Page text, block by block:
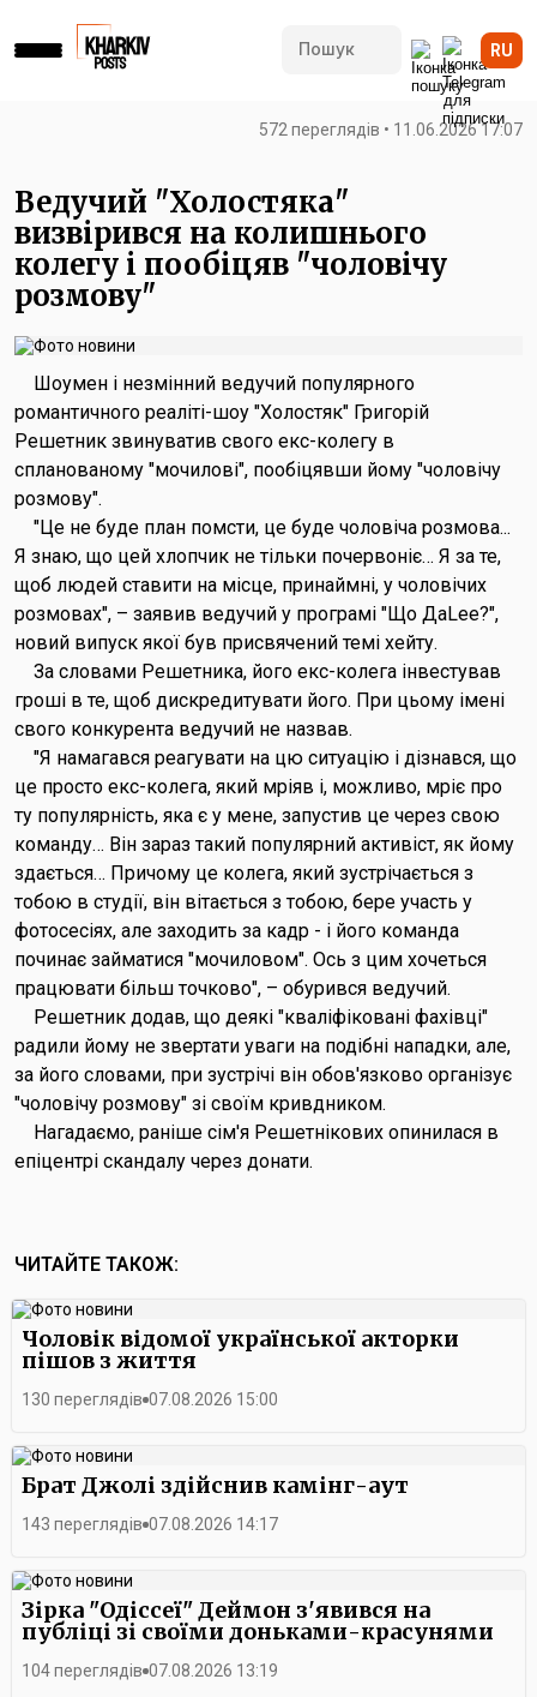
RU
572 переглядів • 11.06.2026 17:07
Ведучий "Холостяка"
визвірився на колишнього
колегу і пообіцяв "чоловічу
розмову"
Шоумен і незмінний ведучий популярного
романтичного реаліті-шоу "Холостяк" Григорій
Решетник звинуватив свого екс-колегу в
спланованому "мочилові", пообіцявши йому "чоловічу
розмову".
"Це не буде план помсти, це буде чоловіча розмова...
Я знаю, що цей хлопчик не тільки почервоніє… Я за те,
щоб людей ставити на місце, принаймні, у чоловічих
розмовах", – заявив ведучий у програмі "Що ДаLee?",
новий випуск якої був присвячений темі хейту.
За словами Решетника, його екс-колега інвестував
гроші в те, щоб дискредитувати його. При цьому імені
свого конкурента ведучий не назвав.
"Я намагався реагувати на цю ситуацію і дізнався, що
це просто екс-колега, який мріяв і, можливо, мріє про
ту популярність, яка є у мене, запустив це через свою
команду… Він зараз такий популярний активіст, як йому
здається… Причому це колега, який зустрічається з
тобою в студії, він вітається з тобою, бере участь у
фотосесіях, але заходить за кадр - і його команда
починає займатися "мочиловом". Ось з цим хочеться
працювати більш точково", – обурився ведучий.
Решетник додав, що деякі "кваліфіковані фахівці"
радили йому не звертати уваги на подібні нападки, але,
за його словами, при зустрічі він обов'язково організує
"чоловічу розмову" зі своїм кривдником.
Нагадаємо, раніше сім'я Решетнікових опинилася в
епіцентрі скандалу через донати.
ЧИТАЙТЕ ТАКОЖ:
Чоловік відомої української акторки
пішов з життя
130 переглядів 07.08.2026 15:00
Брат Джолі здійснив камінг-аут
143 переглядів 07.08.2026 14:17
Зірка "Одіссеї" Деймон з'явився на
публіці зі своїми доньками-красунями
104 переглядів 07.08.2026 13:19